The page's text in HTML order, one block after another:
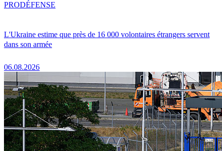
L'Ukraine estime que près de 16 000 volontaires étrangers servent
dans son armée
06.08.2026
PRODÉFENSE